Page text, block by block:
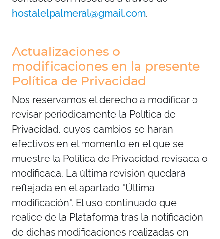
hostalelpalmeral@gmail.com.
Actualizaciones o
modificaciones en la presente
Política de Privacidad
Nos reservamos el derecho a modificar o
revisar periódicamente la Política de
Privacidad, cuyos cambios se harán
efectivos en el momento en el que se
muestre la Política de Privacidad revisada o
modificada. La última revisión quedará
reflejada en el apartado "Última
modificación". El uso continuado que
realice de la Plataforma tras la notificación
de dichas modificaciones realizadas en